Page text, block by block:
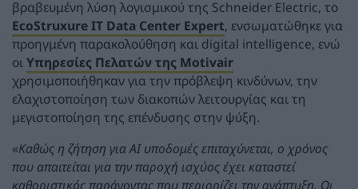
βραβευμένη λύση λογισμικού της Schneider Electric, το
EcoStruxure IT Data Center Expert, ενσωματώθηκε για
προηγμένη παρακολούθηση και digital intelligence, ενώ
οιΥπηρεσίες Πελατών της Motivair
χρησιμοποιήθηκαν για την πρόβλεψη κινδύνων, την
ελαχιστοποίηση των διακοπών λειτουργίας και τη
μεγιστοποίηση της επένδυσης στην ψύξη.
«Καθώς η ζήτηση για AI υποδομές επιταχύνεται, ο χρόνος
που απαιτείται για την παροχή ισχύος έχει καταστεί
καθοριστικός παράγοντας που περιορίζει την ανάπτυξη. Οι